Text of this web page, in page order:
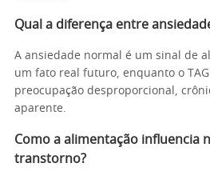
Qual a diferença entre
A ansiedade normal é um sinal de
um fato real futuro, enquanto o
preocupação desproporcional,
aparente.
Como a alimentação influencia
transtorno?